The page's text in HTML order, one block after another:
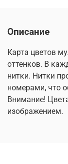
Описание
Карта цветов
оттенков. В
нитки. Нитки
номерами, что
Внимание!
изображением.